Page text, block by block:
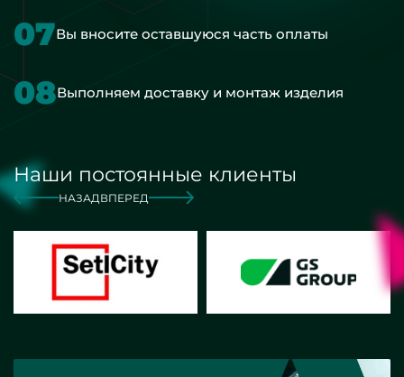
07Вы вносите оставшуюся часть оплаты
08Выполняем доставку и монтаж изделия
Наши постоянные клиенты
НАЗАД ВПЕРЕД